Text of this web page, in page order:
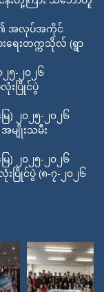
န၏ အလုပ်အကိုင်
းရေးတက္ကသိုလ် (ရွာ
၅-၂၀၂၆
းပြိုင်ပွဲ
) ၂၀၂၅-၂၀၂၆
မျိုးသမီး
) ၂၀၂၅-၂၀၂၆
ြိုင်ပွဲ (၈-၇-၂၀၂၆